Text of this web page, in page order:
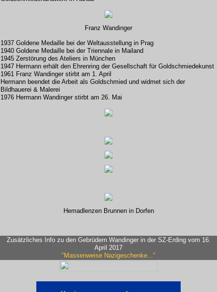
Franz Wandinger
1937 Goldene Medaille bei der Weltausstellung in Prag
1940 Goldene Medaille bei der Triennale in Mailand
1945 Zerstörung des Ateliers in München
1947 Hermann erhält den Ehrenring der Gesellschaft für Goldschmiedekunst
1961 Franz Wandinger stirbt am 1. April
Hermann beendet die Arbeit als Goldschmied und widmet sich der
Bildhauerei & Malerei
1976 Hermann Wandinger stirbt am 26. Mai
Hemadlenzen Brunnen in Dorfen
Zusätzliches Info zu den Gebrüdern Wandinger in der SZ-Erding vom 16.
April 2017
"Massenweise Nazigeschenke..."